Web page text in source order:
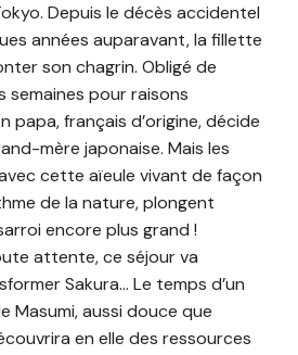
Depuis le décès accidentel
années auparavant, la fillette
son chagrin. Obligé de
semaines pour raisons
papa, français d’origine, décide
mère japonaise. Mais les
cette aïeule vivant de façon
de la nature, plongent
encore plus grand !
attente, ce séjour va
Sakura… Le temps d’un
Masumi, aussi douce que
en elle des ressources